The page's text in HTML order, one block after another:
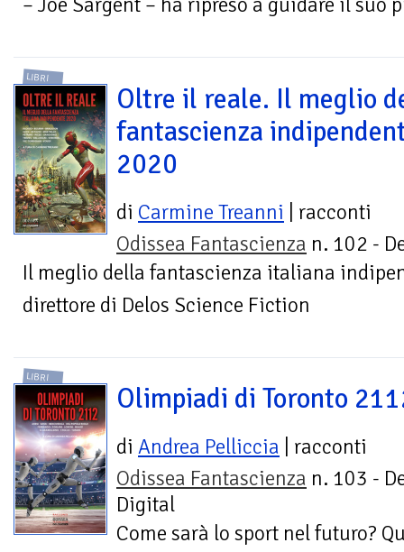
– Joe Sargent – ha ripreso a guidare il suo
LIBRI
Oltre il reale. Il meglio
fantascienza
2020
di Carmine Treanni | racconti
Odissea Fantascienza n. 102 -
Il meglio della fantascienza italiana
direttore di Delos Science Fiction
LIBRI
Olimpiadi di Toronto
di Andrea Pelliccia | racconti
Odissea Fantascienza n. 103 -
Digital
Come sarà lo sport nel futuro?